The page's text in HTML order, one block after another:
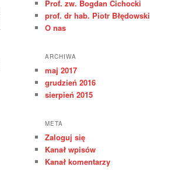
Prof. zw. Bogdan Cichocki
prof. dr hab. Piotr Błędowski
O nas
ARCHIWA
maj 2017
grudzień 2016
sierpień 2015
META
Zaloguj się
Kanał wpisów
Kanał komentarzy